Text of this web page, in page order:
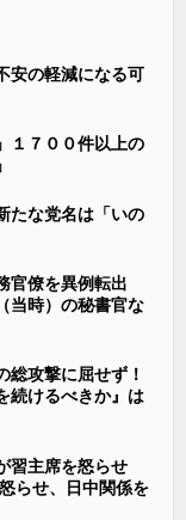
安の軽減になる可
１７００件以上の
たな党名は「いの
官僚を異例転出
当時）の秘書官な
総攻撃に屈せず！
続けるべきか』は
習主席を怒らせ
らせ、日中関係を